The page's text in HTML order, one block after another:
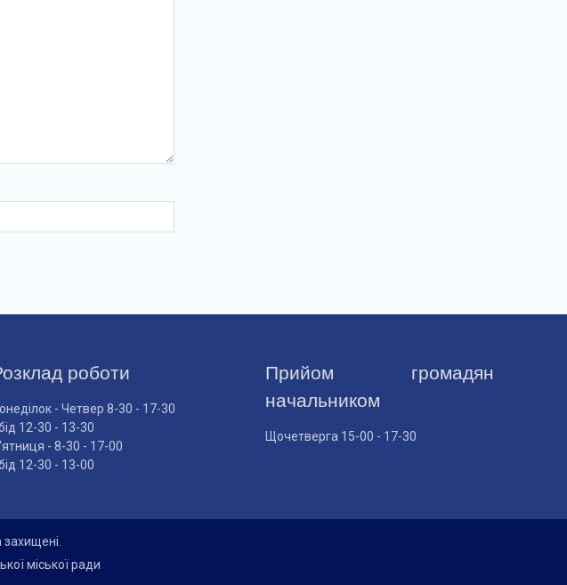
роботи
- Четвер 8-30 - 17-30
12-30 - 13-30
- 8-30 - 17-00
12-30 - 13-00
Прийом громадян
начальником
Щочетверга 15-00 - 17-30
міської ради